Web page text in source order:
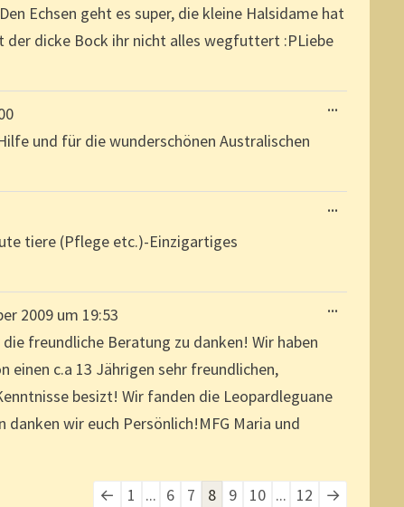
Echsen geht es super, die kleine Halsidame hat
der dicke Bock ihr nicht alles wegfuttert :PLiebe
und für die wunderschönen Australischen
...DIESE
tiere (Pflege etc.)-Einzigartiges
...DIESE
2009 um 19:53
freundliche Beratung zu danken! Wir haben
einen c.a 13 Jährigen sehr freundlichen,
besizt! Wir fanden die Leopardleguane
wir euch Persönlich!MFG Maria und
...DIESE
Navigation
← 1 ... 6 7 8 9 10 ... 12 →